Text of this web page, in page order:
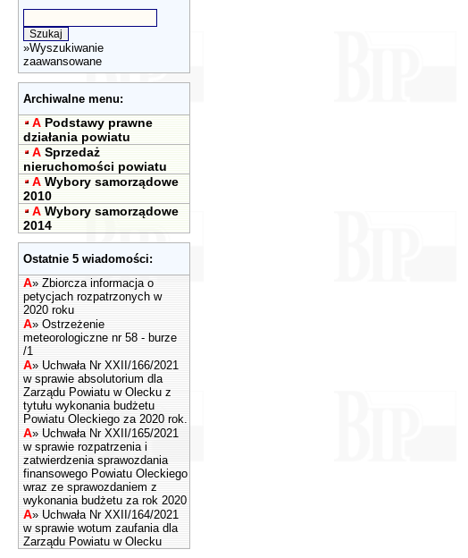
»Wyszukiwanie
zaawansowane
Archiwalne menu:
A Podstawy prawne
działania powiatu
A Sprzedaż
nieruchomości powiatu
A Wybory samorządowe
2010
A Wybory samorządowe
2014
Ostatnie 5 wiadomości:
A» Zbiorcza informacja o
petycjach rozpatrzonych w
2020 roku
A» Ostrzeżenie
meteorologiczne nr 58 - burze
/1
A» Uchwała Nr XXII/166/2021
w sprawie absolutorium dla
Zarządu Powiatu w Olecku z
tytułu wykonania budżetu
Powiatu Oleckiego za 2020 rok.
A» Uchwała Nr XXII/165/2021
w sprawie rozpatrzenia i
zatwierdzenia sprawozdania
finansowego Powiatu Oleckiego
wraz ze sprawozdaniem z
wykonania budżetu za rok 2020
A» Uchwała Nr XXII/164/2021
w sprawie wotum zaufania dla
Zarządu Powiatu w Olecku